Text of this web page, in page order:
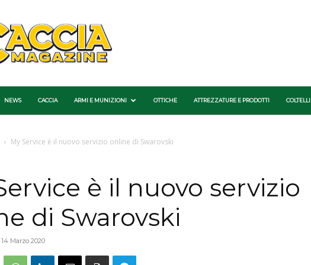
NEWS CACCIA ARMI E MUNIZIONI OTTICHE ATTREZZATURE E PRODOTTI COLTELLI
My Service è il nuovo servizio online di Swarovski
è il nuovo servizio
di Swarovski
14 Marzo 2020